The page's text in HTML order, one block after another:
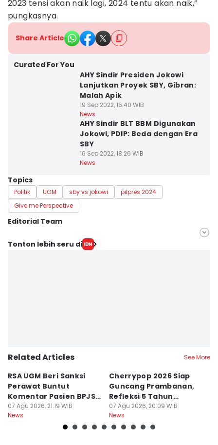
2023 tensi akan naik lagi, 2024 tentu akan naik,”
pungkasnya.
Share Article
Curated For You
AHY Sindir Presiden Jokowi
Lanjutkan Proyek SBY, Gibran:
Malah Apik
19 Sep 2022, 16:40 WIB
News
AHY Sindir BLT BBM Digunakan
Jokowi, PDIP: Beda dengan Era
SBY
16 Sep 2022, 18:26 WIB
News
Topics
Politik UGM sby vs jokowi
pilpres 2024
Give me Perspective
Editorial Team
Editor
Tonton lebih seru di
Related Articles See More
RSA UGM Beri Sanksi
Perawat Buntut
Komentar Pasien BPJS
di Medsos
07 Agu 2026, 21:19 WIB
News
Cherrypop 2026 Siap
Guncang Prambanan,
Refleksi 5 Tahun
Perjalanan
07 Agu 2026, 20:09 WIB
News